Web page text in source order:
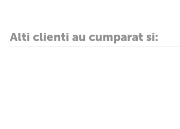
Alti clienti au cumparat si: